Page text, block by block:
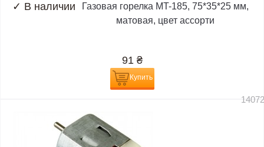
✓ В наличии
Газовая горелка MT-185, 75*35*25 мм,
матовая, цвет ассорти
91 ₴
Купить